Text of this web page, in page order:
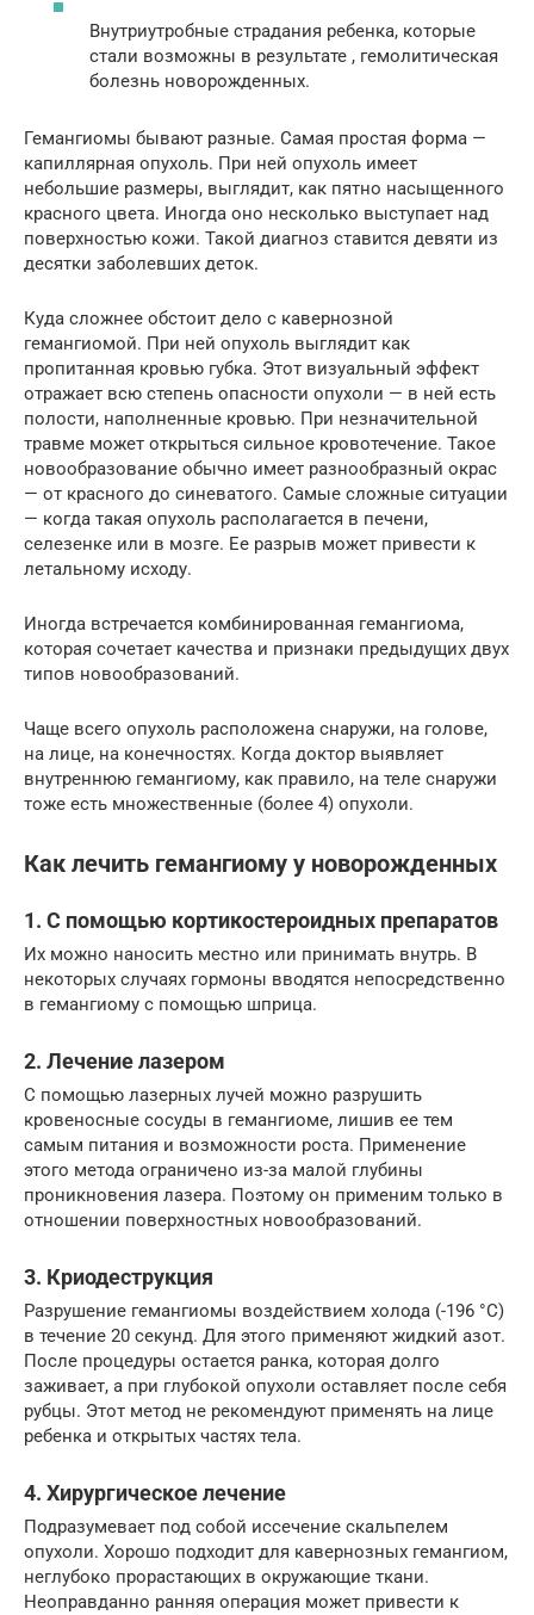
Внутриутробные страдания ребенка, которые
стали возможны в результате , гемолитическая
болезнь новорожденных.
Гемангиомы бывают разные. Самая простая форма —
капиллярная опухоль. При ней опухоль имеет
небольшие размеры, выглядит, как пятно насыщенного
красного цвета. Иногда оно несколько выступает над
поверхностью кожи. Такой диагноз ставится девяти из
десятки заболевших деток.
Куда сложнее обстоит дело с кавернозной
гемангиомой. При ней опухоль выглядит как
пропитанная кровью губка. Этот визуальный эффект
отражает всю степень опасности опухоли — в ней есть
полости, наполненные кровью. При незначительной
травме может открыться сильное кровотечение. Такое
новообразование обычно имеет разнообразный окрас
— от красного до синеватого. Самые сложные ситуации
— когда такая опухоль располагается в печени,
селезенке или в мозге. Ее разрыв может привести к
летальному исходу.
Иногда встречается комбинированная гемангиома,
которая сочетает качества и признаки предыдущих двух
типов новообразований.
Чаще всего опухоль расположена снаружи, на голове,
на лице, на конечностях. Когда доктор выявляет
внутреннюю гемангиому, как правило, на теле снаружи
тоже есть множественные (более 4) опухоли.
Как лечить гемангиому у новорожденных
1. С помощью кортикостероидных препаратов
Их можно наносить местно или принимать внутрь. В
некоторых случаях гормоны вводятся непосредственно
в гемангиому с помощью шприца.
2. Лечение лазером
С помощью лазерных лучей можно разрушить
кровеносные сосуды в гемангиоме, лишив ее тем
самым питания и возможности роста. Применение
этого метода ограничено из-за малой глубины
проникновения лазера. Поэтому он применим только в
отношении поверхностных новообразований.
3. Криодеструкция
Разрушение гемангиомы воздействием холода (-196 °С)
в течение 20 секунд. Для этого применяют жидкий азот.
После процедуры остается ранка, которая долго
заживает, а при глубокой опухоли оставляет после себя
рубцы. Этот метод не рекомендуют применять на лице
ребенка и открытых частях тела.
4. Хирургическое лечение
Подразумевает под собой иссечение скальпелем
опухоли. Хорошо подходит для кавернозных гемангиом,
неглубоко прорастающих в окружающие ткани.
Неоправданно ранняя операция может привести к